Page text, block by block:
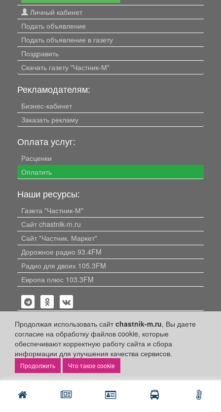
Продолжая использовать сайтchastnik-m.ru, Вы даете
согласие на обработку файлов cookie, которые
обеспечивают корректную работу сайта и сбора
информации для улучшения качества сервисов.
Что такое cookie
Личный кабинет
Подать объявление
Подать объявление в газету
Поздравить
Скачать газету "Частник-М"
Рекламодателям:
Бизнес-кабинет
Заказать рекламу
Оплата услуг:
Расценки
Оплатить
Наши ресурсы:
Газета "Частник-М"
Сайт chastnik-m.ru
Сайт "Частник. Маркет"
Дорожное радио 93.4FM
Радио для двоих 105.3FM
Европа плюс 103.3FM
Политика конфиденциальности
Публикации с пометкой «Реклама», «На правах рекламы»,
«Партнёрский проект» оплачены рекламодателем.
объявлениях.